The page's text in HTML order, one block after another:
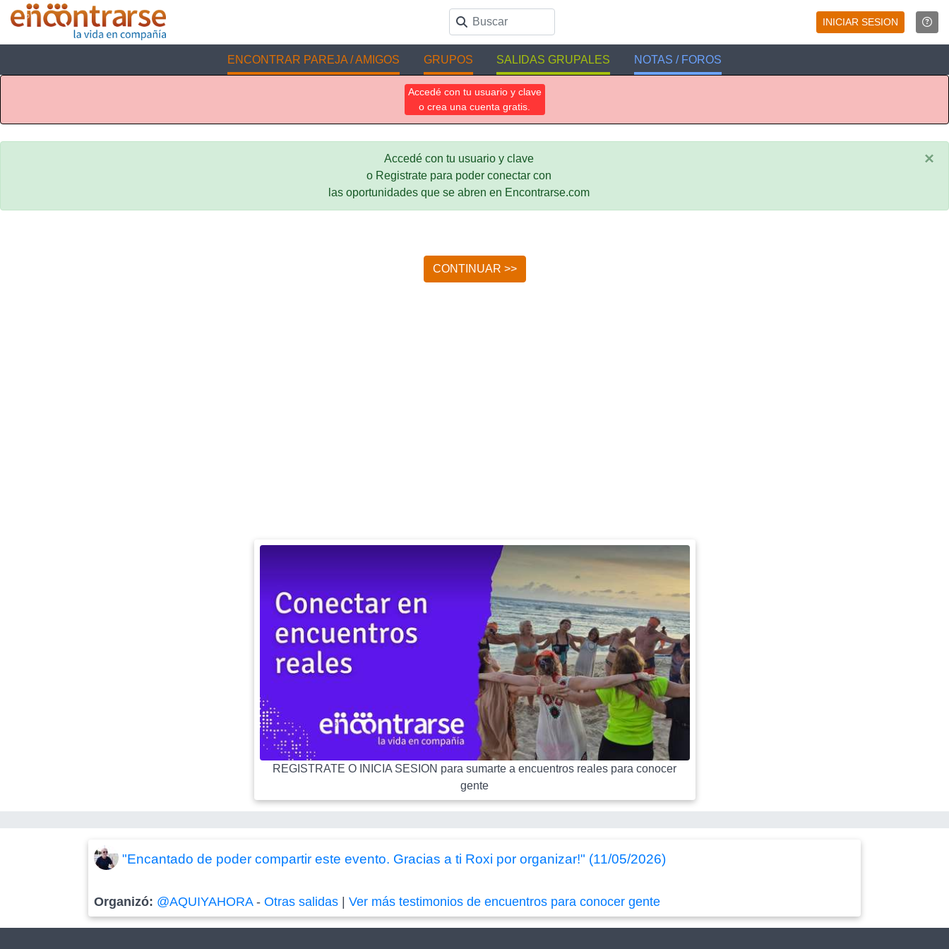
INICIAR SESION
ENCONTRAR PAREJA / AMIGOS GRUPOS SALIDAS GRUPALES NOTAS / FOROS
Accedé con tu usuario y clave
o crea una cuenta gratis.
Accedé con tu usuario y clave
o Registrate para poder conectar con
las oportunidades que se abren en Encontrarse.com
×
CONTINUAR >>
REGISTRATE O INICIA SESION para sumarte a encuentros reales para conocer
gente
"Encantado de poder compartir este evento. Gracias a ti Roxi por organizar!" (11/05/2026)
Organizó: @AQUIYAHORA-Otras salidas |Ver más testimonios de encuentros para conocer gente